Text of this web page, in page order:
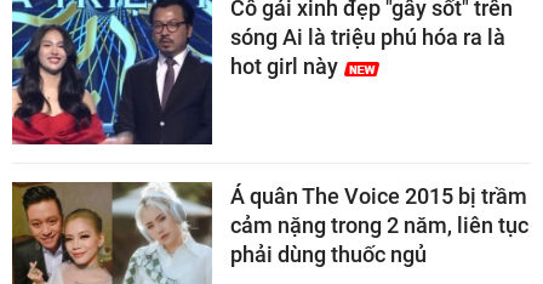
Cô gái xinh đẹp "gây sốt" trên
sóng Ai là triệu phú hóa ra là
hot girl này
Á quân The Voice 2015 bị trầm
cảm nặng trong 2 năm, liên tục
phải dùng thuốc ngủ